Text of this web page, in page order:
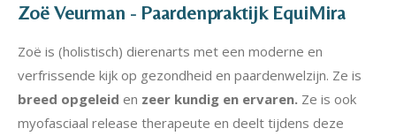
Zoë Veurman - Paardenpraktijk EquiMira
Zoë is (holistisch) dierenarts met een moderne en
verfrissende kijk op gezondheid en paardenwelzijn. Ze is
breed opgeleid en zeer kundig en ervaren. Ze is ook
myofasciaal release therapeute en deelt tijdens deze